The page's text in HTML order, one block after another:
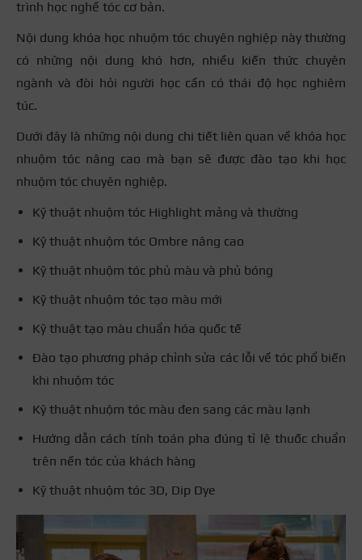
trình học nghề tóc cơ bản.
Nội dung khóa học nhuộm tóc chuyên nghiệp này thường
có những nội dung khó hơn, nhiều kiến thức chuyên
ngành và đòi hỏi người học cần có thái độ học nghiêm
túc.
Dưới đây là những nội dung chi tiết liên quan về khóa học
nhuộm tóc nâng cao mà bạn sẽ được đào tạo khi học
nhuộm tóc chuyên nghiệp.
Kỹ thuật nhuộm tóc Highlight mảng và thường
Kỹ thuật nhuộm tóc Ombre nâng cao
Kỹ thuật nhuộm tóc phủ màu và phủ bóng
Kỹ thuật nhuộm tóc tạo màu mới
Kỹ thuật tạo màu chuẩn hóa quốc tế
Đào tạo phương pháp chỉnh sửa các lỗi về tóc phổ biến
khi nhuộm tóc
Kỹ thuật nhuộm tóc màu đen sang các màu lạnh
Hướng dẫn cách tính toán pha đúng tỉ lệ thuốc chuẩn
trên nền tóc của khách hàng
Kỹ thuật nhuộm tóc 3D, Dip Dye